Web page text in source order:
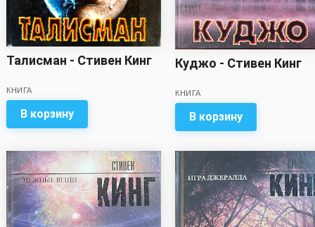
Талисман - Стивен Кинг
КНИГА
В корзину
Куджо - Стивен Кинг
КНИГА
В корзину